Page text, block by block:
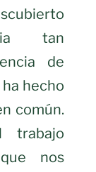
tan
de
hecho
común.
trabajo
nos